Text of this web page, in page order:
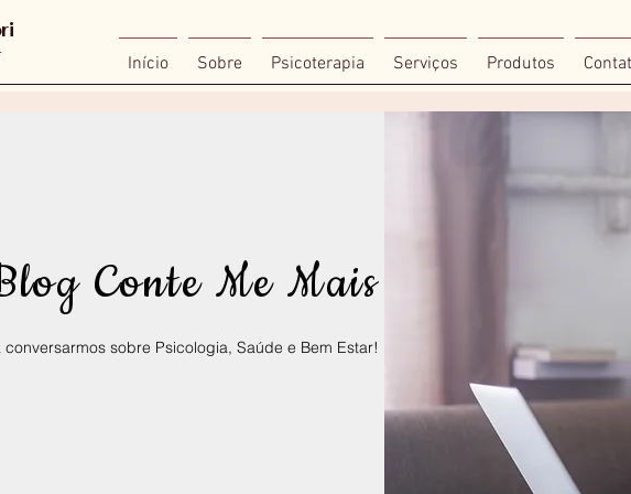
Início Sobre Psicoterapia Serviços Produtos
Conte Me Mais
sobre Psicologia, Saúde e Bem Estar!